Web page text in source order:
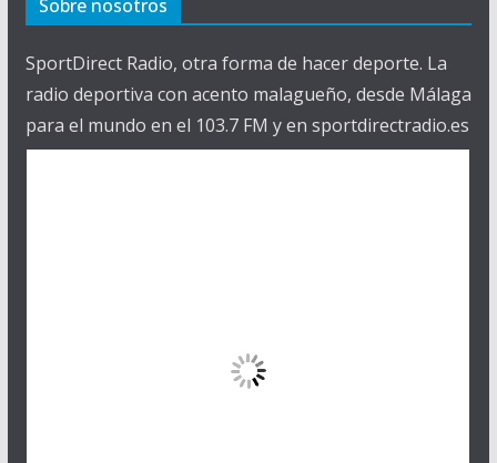
Sobre nosotros
SportDirect Radio, otra forma de hacer deporte. La
radio deportiva con acento malagueño, desde Málaga
para el mundo en el 103.7 FM y en sportdirectradio.es